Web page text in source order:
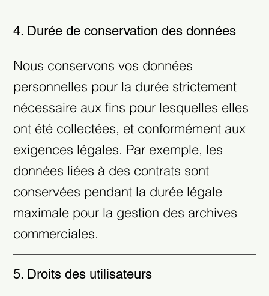
4. Durée de conservation des données
Nous conservons vos données
personnelles pour la durée strictement
nécessaire aux fins pour lesquelles elles
ont été collectées, et conformément aux
exigences légales. Par exemple, les
données liées à des contrats sont
conservées pendant la durée légale
maximale pour la gestion des archives
commerciales.
5. Droits des utilisateurs